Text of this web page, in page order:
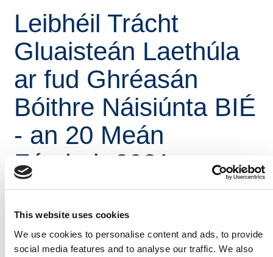
This website uses cookies
We use cookies to personalise content and ads, to provide
social media features and to analyse our traffic. We also
Leibhéil Trácht
Gluaisteán Laethúla
ar fud Ghréasán
Bóithre Náisiúnta BIÉ
- an 20 Meán
Fómhair 2021
Léargas laethúil é seo ar thrácht gluaisteán i rith na
láithreacha sainaitheanta ar an ngréasán bóithre
náisiúnta/mótarbhealaí. Is éagsúil a bheidh na
huimhreacha seo bunaithe ar roinnt saincheisteanna